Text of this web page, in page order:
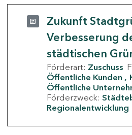
Zukunft
Verbesserung
städtischen
Förderart: Zuschuss
Öffentliche Kunden
Öffentliche
Förderzweck:
Regionalentwicklung